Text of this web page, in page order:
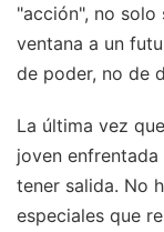
"acción", no solo
ventana a un
de poder, no de
La última vez
joven
tener salida. No
especiales que